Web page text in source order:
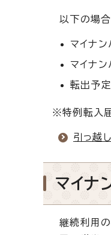
以下の場合
マイナ
マイナ
転出予
※特例転入
引っ越
マイナ
継続利用の